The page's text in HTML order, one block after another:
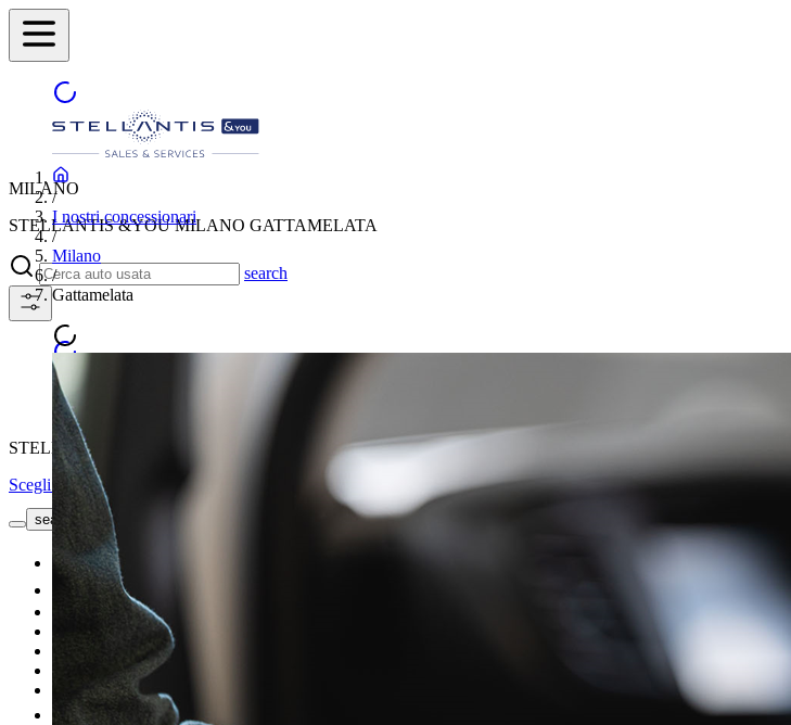
MILANO
STELLANTIS &YOU MILANO GATTAMELATA
search
STELLANTIS &YOU MILANO GATTAMELATA
Scegli un'altra città
search button - icon Richiedi informazioni
Nuovo
Le nostre offerte
I nostri brand
Vendi un'auto
Altro
/
I nostri concessionari
/
Milano
/
Gattamelata